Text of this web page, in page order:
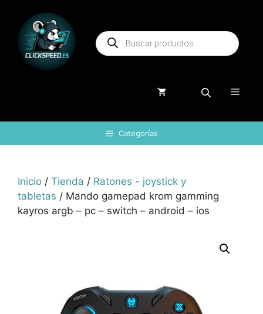
contenido
Búsqueda
de
productos
Menú
Categorías
Inicio / Tienda / Ratones - joystick y
tabletas / Mando gamepad krom gamming
kayros argb – pc – switch – android – ios